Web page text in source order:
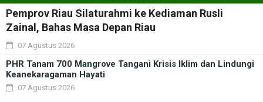
Pemprov Riau Silaturahmi ke Kediaman Rusli
Zainal, Bahas Masa Depan Riau
07 Agustus 2026
PHR Tanam 700 Mangrove Tangani Krisis Iklim dan Lindungi
Keanekaragaman Hayati
07 Agustus 2026